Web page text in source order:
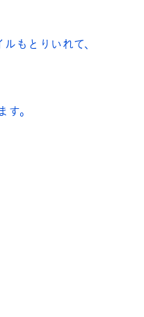
もとりいれて、
す。